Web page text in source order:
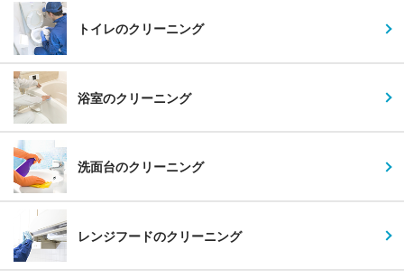
トイレのクリーニング
浴室のクリーニング
洗面台のクリーニング
レンジフードのクリーニング